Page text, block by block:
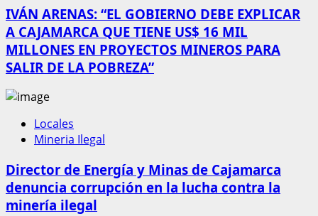
IVÁN ARENAS: “EL GOBIERNO DEBE EXPLICAR
A CAJAMARCA QUE TIENE US$ 16 MIL
MILLONES EN PROYECTOS MINEROS PARA
SALIR DE LA POBREZA”
Locales
Mineria Ilegal
Director de Energía y Minas de Cajamarca
denuncia corrupción en la lucha contra la
minería ilegal